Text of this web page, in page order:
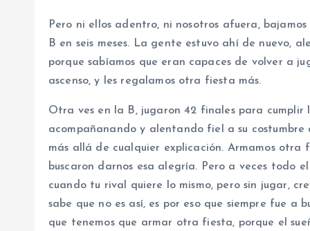
Pero ni ellos adentro, ni nosotros afuera,
B en seis meses. La gente estuvo ahí de nuevo,
porque sabíamos que eran capaces de volver a
ascenso, y les regalamos otra fiesta más.
Otra ves en la B, jugaron 42 finales para cumplir
acompañanando y alentando fiel a su
más allá de cualquier explicación. Armamos otra
buscaron darnos esa alegría. Pero a veces todo
cuando tu rival quiere lo mismo, pero sin jugar,
sabe que no es así, es por eso que siempre fue a
que tenemos que armar otra fiesta, porque el